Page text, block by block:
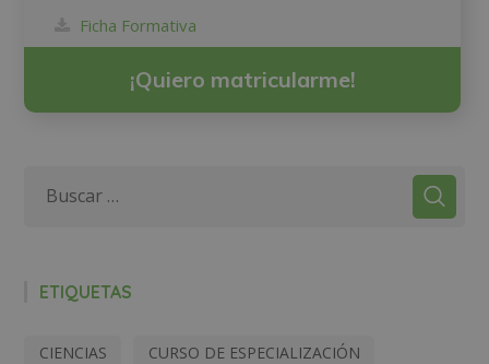
Ficha Formativa
¡Quiero matricularme!
ETIQUETAS
CIENCIAS CURSO DE ESPECIALIZACIÓN